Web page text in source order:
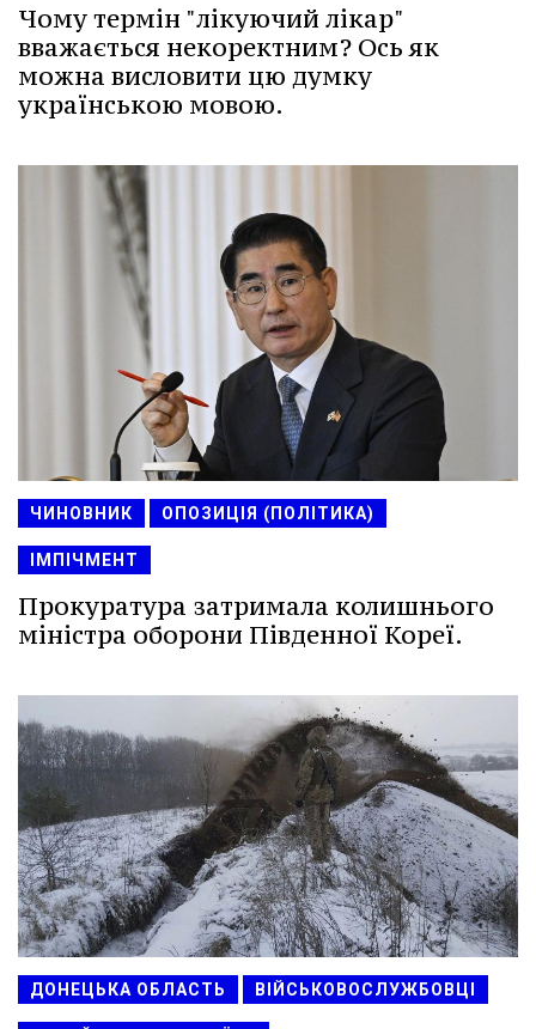
Чому термін "лікуючий лікар"
вважається некоректним? Ось як
можна висловити цю думку
українською мовою.
ЧИНОВНИК ОПОЗИЦІЯ (ПОЛІТИКА)
ІМПІЧМЕНТ
Прокуратура затримала колишнього
міністра оборони Південної Кореї.
ДОНЕЦЬКА ОБЛАСТЬ ВІЙСЬКОВОСЛУЖБОВЦІ